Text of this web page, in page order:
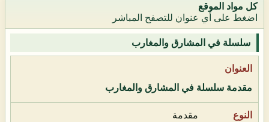
كل مواد الموقع
اضغط على أي عنوان للتصفح المباشر
سلسلة في المشارق والمغارب
مقدمة سلسلة في المشارق والمغارب
مقدمة